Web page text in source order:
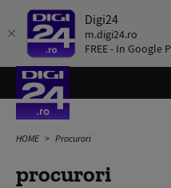
Digi24
m.digi24.ro
FREE - In Google
HOME Procurori
procurori